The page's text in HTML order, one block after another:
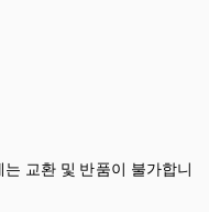
교환 및 반품이 불가합니